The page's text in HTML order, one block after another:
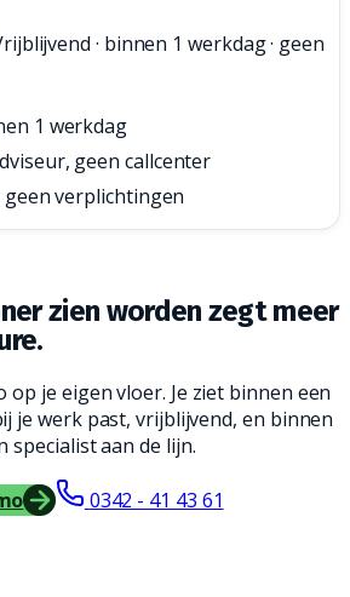
· binnen 1 werkdag · geen
1 werkdag
geen callcenter
verplichtingen
DE BESTE SERVICE.
zien worden zegt meer
op je eigen vloer. Je ziet binnen een
je werk past, vrijblijvend, en binnen
specialist aan de lijn.
0342 - 41 43 61